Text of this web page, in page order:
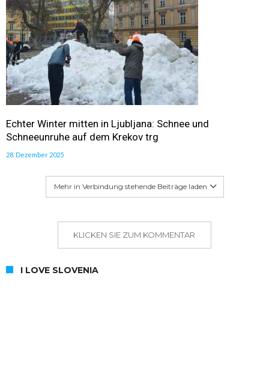
Echter Winter mitten in Ljubljana: Schnee und
Schneeunruhe auf dem Krekov trg
28. Dezember 2025
Mehr in Verbindung stehende Beiträge laden
KLICKEN SIE ZUM KOMMENTAR
I LOVE SLOVENIA